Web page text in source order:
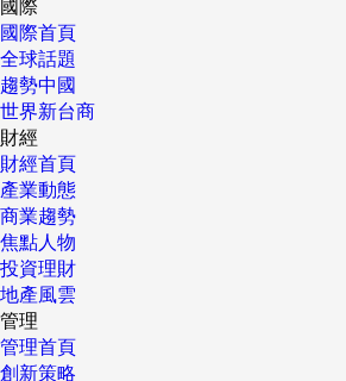
國際
國際首頁
全球話題
趨勢中國
世界新台商
財經
財經首頁
產業動態
商業趨勢
焦點人物
投資理財
地產風雲
管理
管理首頁
創新策略